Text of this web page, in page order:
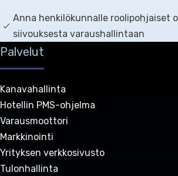
Anna henkilökunnalle roolipohjaiset
siivouksesta varaushallintaan
Palvelut
Kanavahallinta
Hotellin PMS-ohjelma
Varausmoottori
Markkinointi
Yrityksen verkkosivusto
Tulonhallinta